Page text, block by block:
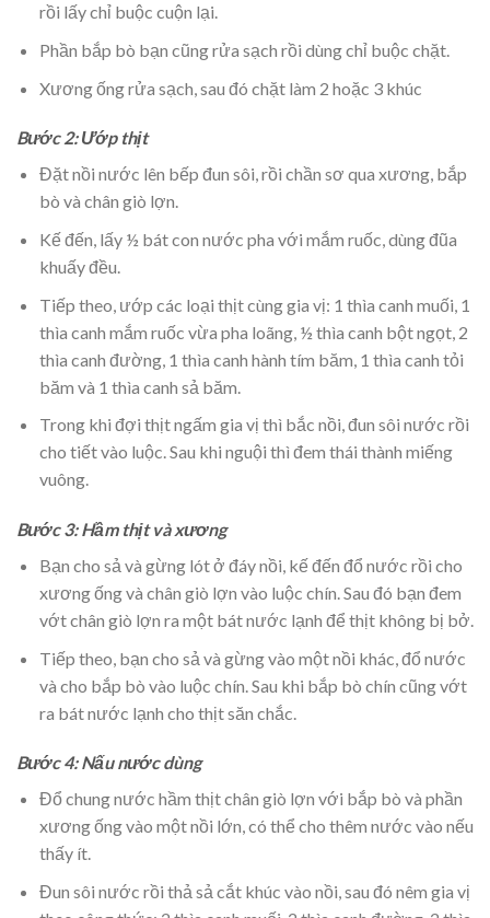
rồi lấy chỉ buộc cuộn lại.
Phần bắp bò bạn cũng rửa sạch rồi dùng chỉ buộc chặt.
Xương ống rửa sạch, sau đó chặt làm 2 hoặc 3 khúc
Bước 2:Ướp thịt
Đặt nồi nước lên bếp đun sôi, rồi chần sơ qua xương, bắp
bò và chân giò lợn.
Kế đến, lấy ½ bát con nước pha với mắm ruốc, dùng đũa
khuấy đều.
Tiếp theo, ướp các loại thịt cùng gia vị: 1 thìa canh muối, 1
thìa canh mắm ruốc vừa pha loãng, ½ thìa canh bột ngọt, 2
thìa canh đường, 1 thìa canh hành tím băm, 1 thìa canh tỏi
băm và 1 thìa canh sả băm.
Trong khi đợi thịt ngấm gia vị thì bắc nồi, đun sôi nước rồi
cho tiết vào luộc. Sau khi nguội thì đem thái thành miếng
vuông.
Bước 3: Hầm thịt và xương
Bạn cho sả và gừng lót ở đáy nồi, kế đến đổ nước rồi cho
xương ống và chân giò lợn vào luộc chín. Sau đó bạn đem
vớt chân giò lợn ra một bát nước lạnh để thịt không bị bở.
Tiếp theo, bạn cho sả và gừng vào một nồi khác, đổ nước
và cho bắp bò vào luộc chín. Sau khi bắp bò chín cũng vớt
ra bát nước lạnh cho thịt săn chắc.
Bước 4: Nấu nước dùng
Đổ chung nước hầm thịt chân giò lợn với bắp bò và phần
xương ống vào một nồi lớn, có thể cho thêm nước vào nếu
thấy ít.
Đun sôi nước rồi thả sả cắt khúc vào nồi, sau đó nêm gia vị